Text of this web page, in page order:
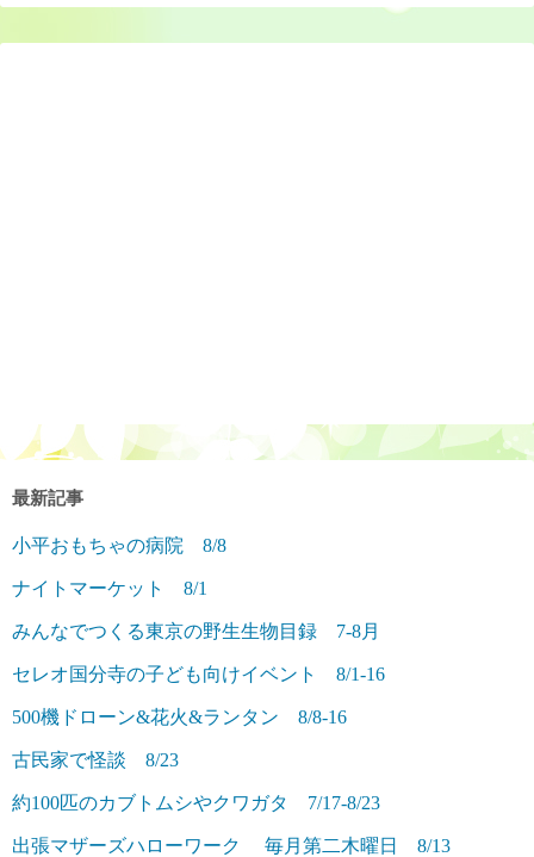
最新記事
小平おもちゃの病院 8/8
ナイトマーケット 8/1
みんなでつくる東京の野生生物目録 7-8月
セレオ国分寺の子ども向けイベント 8/1-16
500機ドローン&花火&ランタン 8/8-16
古民家で怪談 8/23
約100匹のカブトムシやクワガタ 7/17-8/23
出張マザーズハローワーク 毎月第二木曜日 8/13